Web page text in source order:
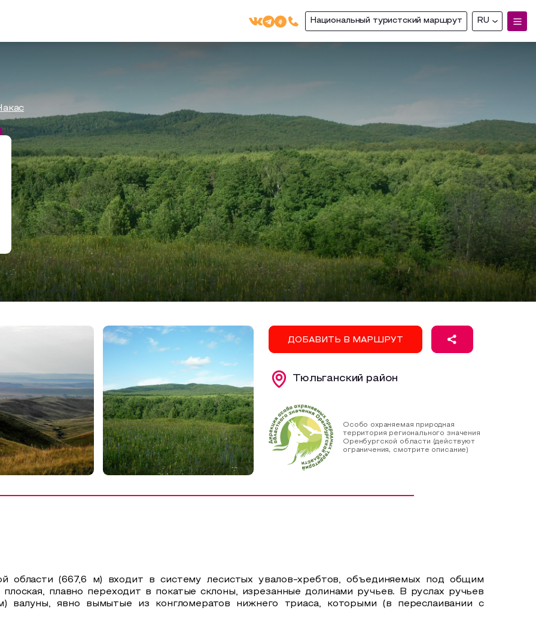
Национальный туристский маршрут RU
ДОБАВИТЬ В МАРШРУТ
Тюльганский район
Особо охраняемая природная
территория регионального значения
Оренбургской области (действуют
ограничения, смотрите описание)
области (667,6 м) входит в систему лесистых увалов-хребтов, объединяемых под общим
плавно переходит в покатые склоны, изрезанные долинами ручьев. В руслах ручьев
валуны, явно вымытые из конгломератов нижнего триаса, которыми (в переслаивании с